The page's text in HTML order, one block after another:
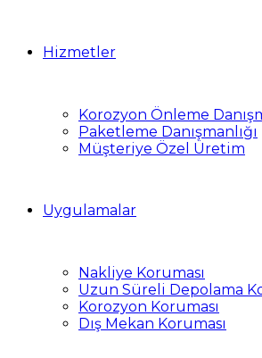
Hizmetler
Korozyon Önleme
Paketleme Danışmanlığı
Müşteriye Özel Üretim
Uygulamalar
Nakliye Koruması
Uzun Süreli Depolama
Korozyon Koruması
Dış Mekan Koruması